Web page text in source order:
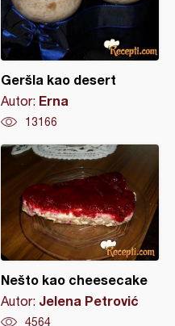
Geršla kao desert
Autor: Erna
13166
Nešto kao cheesecake
Autor: Jelena Petrović
4564